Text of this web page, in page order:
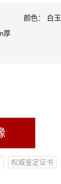
颜色： 白玉
厚
权威鉴定证书